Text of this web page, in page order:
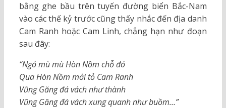
bằng ghe bầu trên tuyến đường biển Bắc-Nam
vào các thế kỷ trước cũng thấy nhắc đến địa danh
Cam Ranh hoặc Cam Linh, chẳng hạn như đoạn
sau đây:
“Ngó mù mù Hòn Nồm chỗ đó
Qua Hòn Nồm mới tỏ Cam Ranh
Vũng Găng đá vách như thành
Vũng Găng đá vách xung quanh như buồm…”